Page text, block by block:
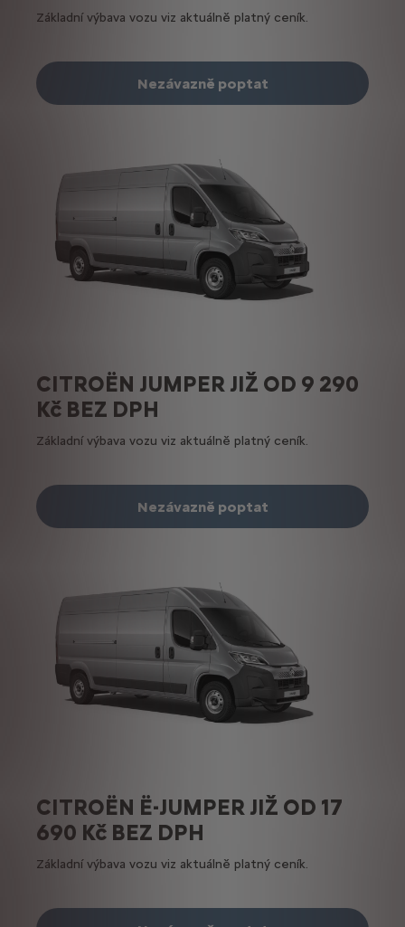
Základní výbava vozu viz aktuálně platný ceník.
Nezávazně poptat
CITROËN JUMPER JIŽ OD 9 290
Kč BEZ DPH
Základní výbava vozu viz aktuálně platný ceník.
Nezávazně poptat
CITROËN Ë-JUMPER JIŽ OD 17
690 Kč BEZ DPH
Základní výbava vozu viz aktuálně platný ceník.